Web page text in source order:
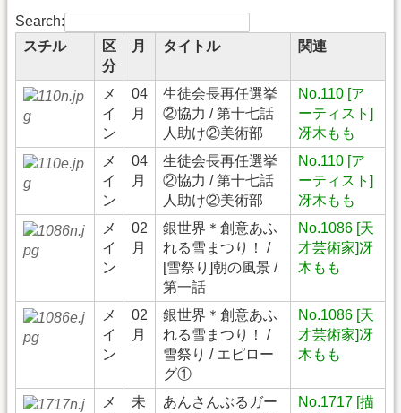
Search:
スチル
区
分
月 タイトル 関連
メ
イ
ン
04
月
生徒会長再任選挙
②協力 / 第十七話
人助け②美術部
No.110 [ア
ーティスト]
冴木もも
メ
イ
ン
04
月
生徒会長再任選挙
②協力 / 第十七話
人助け②美術部
No.110 [ア
ーティスト]
冴木もも
メ
イ
ン
02
月
銀世界＊創意あふ
れる雪まつり！ /
[雪祭り]朝の風景 /
第一話
No.1086 [天
才芸術家]冴
木もも
メ
イ
ン
02
月
銀世界＊創意あふ
れる雪まつり！ /
雪祭り / エピロー
グ①
No.1086 [天
才芸術家]冴
木もも
メ
未
あんさんぶるガー
No.1717 [描